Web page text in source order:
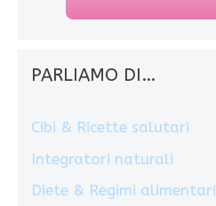
PARLIAMO DI…
Cibi & Ricette salutari
Integratori naturali
Diete & Regimi alimentari